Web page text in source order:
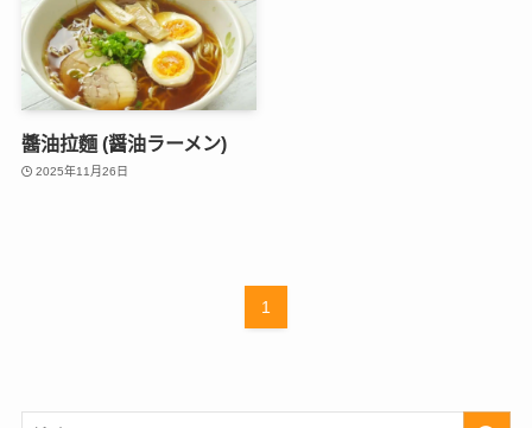
醬油拉麵 (醤油ラーメン)
2025年11月26日
1